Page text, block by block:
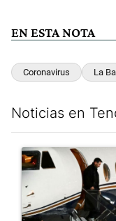
EN ESTA NOTA
Coronavirus La
Noticias en
Un artículo de